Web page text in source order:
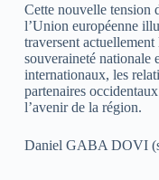
Cette nouvelle tension
l’Union européenne
traversent
souveraineté nationale
internationaux, les
partenaires
l’avenir de la région.
Daniel GABA DOVI